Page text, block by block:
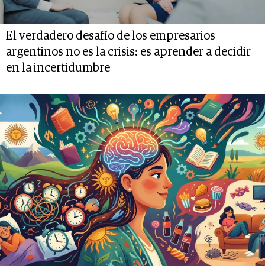
El verdadero desafío de los empresarios
argentinos no es la crisis: es aprender a decidir
en la incertidumbre